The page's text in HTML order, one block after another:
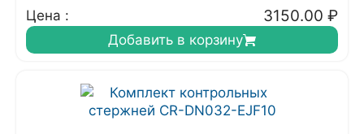
Цена :
3150.00 ₽
Добавить в корзину